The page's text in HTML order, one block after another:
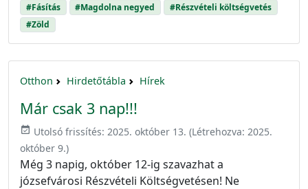
#Fásítás #Magdolna negyed
#Részvételi költségvetés
#Zöld
Otthon Hirdetőtábla Hírek
Már csak 3 nap!!!
event_available Utolsó frissítés: 2025. október 13. (Létrehozva: 2025.
október 9.)
Még 3 napig, október 12-ig szavazhat a
józsefvárosi Részvételi Költségvetésen! Ne